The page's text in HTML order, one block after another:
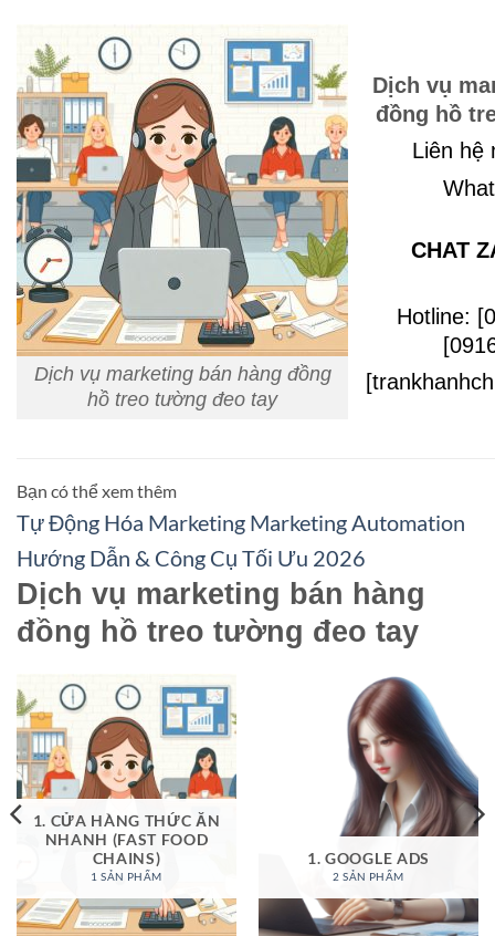
Dịch vụ marketing bán hàng đồng
hồ treo tường đeo tay
Dịch vụ
đồng hồ
Liên hệ
CHAT
Hotline:
Bạn có thể xem thêm
Tự Động Hóa Marketing Marketing Automation
Hướng Dẫn & Công Cụ Tối Ưu 2026
Dịch vụ marketing bán hàng
đồng hồ treo tường đeo tay
1. CỬA HÀNG THỨC ĂN
NHANH (FAST FOOD
CHAINS)
1 SẢN PHẨM
1. GOOGLE ADS
2 SẢN PHẨM